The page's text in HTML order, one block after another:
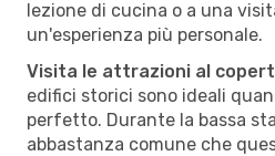
lezione di cucina o a una
un'esperienza più personale.
Visita le attrazioni al
edifici storici sono ideali
perfetto. Durante la bassa
abbastanza comune che